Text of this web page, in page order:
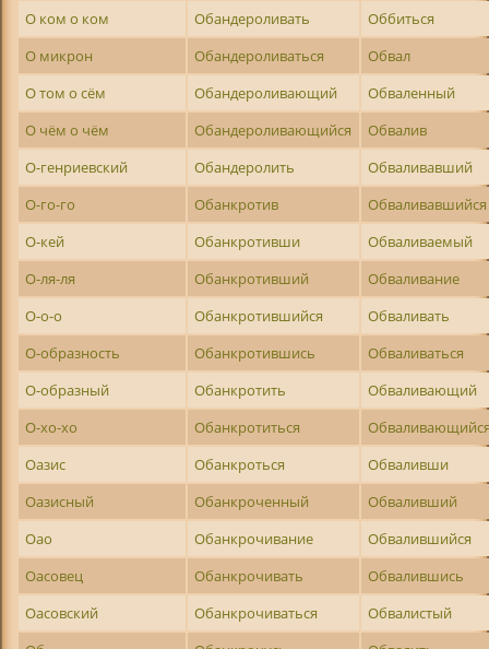
О ком о ком
Обандероливать
Оббиться
О микрон
Обандероливаться
Обвал
О том о сём
Обандероливающий
Обваленный
О чём о чём
Обандероливающийся
Обвалив
О-генриевский
Обандеролить
Обваливавший
О-го-го
Обанкротив
Обваливавшийся
О-кей
Обанкротивши
Обваливаемый
О-ля-ля
Обанкротивший
Обваливание
О-о-о
Обанкротившийся
Обваливать
О-образность
Обанкротившись
Обваливаться
О-образный
Обанкротить
Обваливающий
О-хо-хо
Обанкротиться
Оазис
Обанкроться
Обваливши
Оазисный
Обанкроченный
Обваливший
Оао
Обанкрочивание
Обвалившийся
Оасовец
Обанкрочивать
Обвалившись
Оасовский
Обанкрочиваться
Обвалистый